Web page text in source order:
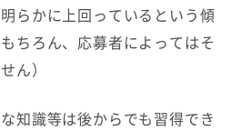
らかに上回っているという傾
ちろん、応募者によってはそ
ん）
知識等は後からでも習得でき